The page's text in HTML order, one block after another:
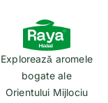
Explorează aromele
bogate ale
Orientului Mijlociu